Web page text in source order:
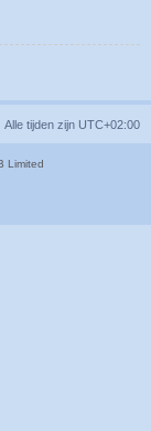
Alle tijden zijn UTC+02:00
Limited